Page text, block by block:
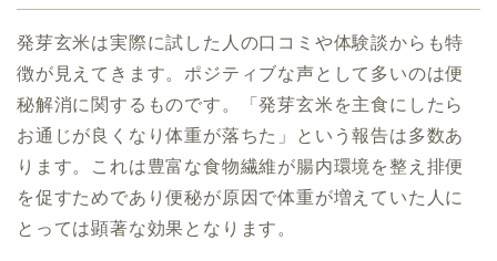
発芽玄米は実際に試した人の口コミや体験談からも特
徴が見えてきます。ポジティブな声として多いのは便
秘解消に関するものです。「発芽玄米を主食にしたら
お通じが良くなり体重が落ちた」という報告は多数あ
ります。これは豊富な食物繊維が腸内環境を整え排便
を促すためであり便秘が原因で体重が増えていた人に
とっては顕著な効果となります。